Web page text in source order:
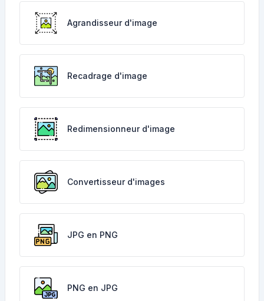
Agrandisseur d'image
Recadrage d'image
Redimensionneur d'image
Convertisseur d'images
JPG en PNG
PNG en JPG